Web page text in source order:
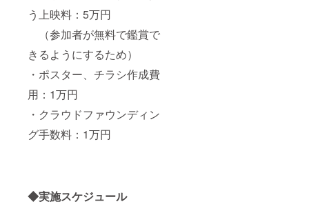
う上映料：5万円
（参加者が無料で鑑賞で
きるようにするため）
・ポスター、チラシ作成費
用：1万円
・クラウドファウンディン
グ手数料：1万円
◆実施スケジュール